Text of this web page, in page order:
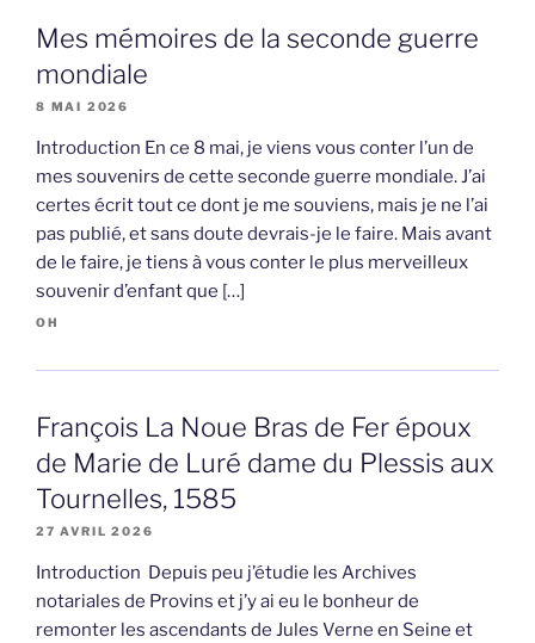
Mes mémoires de la seconde guerre
mondiale
8 MAI 2026
Introduction En ce 8 mai, je viens vous conter l’un de
mes souvenirs de cette seconde guerre mondiale. J’ai
certes écrit tout ce dont je me souviens, mais je ne l’ai
pas publié, et sans doute devrais-je le faire. Mais avant
de le faire, je tiens à vous conter le plus merveilleux
souvenir d’enfant que […]
OH
François La Noue Bras de Fer époux
de Marie de Luré dame du Plessis aux
Tournelles, 1585
27 AVRIL 2026
Introduction Depuis peu j’étudie les Archives
notariales de Provins et j’y ai eu le bonheur de
remonter les ascendants de Jules Verne en Seine et